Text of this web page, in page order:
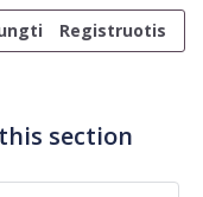
Registruotis
section